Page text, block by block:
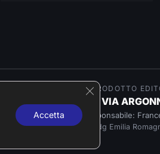
È UN PRODOTTO
Insider srls – VIA
Direttore responsabile:
Giornalista professionista Odg Emilia
Accetta
Close GDPR